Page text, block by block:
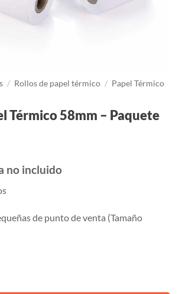
/ Rollos de papel térmico / Papel Térmico
Térmico 58mm – Paquete
no incluido
de punto de venta (Tamaño